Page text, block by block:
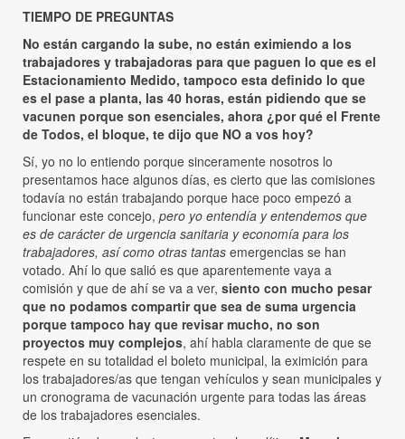
TIEMPO DE PREGUNTAS
No están cargando la sube, no están eximiendo a los
trabajadores y trabajadoras para que paguen lo que es el
Estacionamiento Medido, tampoco esta definido lo que
es el pase a planta, las 40 horas, están pidiendo que se
vacunen porque son esenciales, ahora ¿por qué el Frente
de Todos, el bloque, te dijo que NO a vos hoy?
Sí, yo no lo entiendo porque sinceramente nosotros lo
presentamos hace algunos días, es cierto que las comisiones
todavía no están trabajando porque hace poco empezó a
funcionar este concejo, pero yo entendía y entendemos que
es de carácter de urgencia sanitaria y economía para los
trabajadores, así como otras tantas emergencias se han
votado. Ahí lo que salió es que aparentemente vaya a
comisión y que de ahí se va a ver, siento con mucho pesar
que no podamos compartir que sea de suma urgencia
porque tampoco hay que revisar mucho, no son
proyectos muy complejos, ahí habla claramente de que se
respete en su totalidad el boleto municipal, la eximición para
los trabajadores/as que tengan vehículos y sean municipales y
un cronograma de vacunación urgente para todas las áreas
de los trabajadores esenciales.